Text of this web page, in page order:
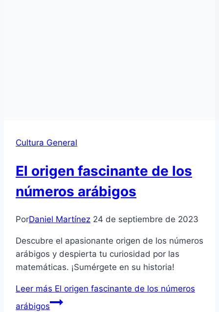
Cultura General
El origen fascinante de los
números arábigos
PorDaniel Martínez 24 de septiembre de 2023
Descubre el apasionante origen de los números
arábigos y despierta tu curiosidad por las
matemáticas. ¡Sumérgete en su historia!
Leer más El origen fascinante de los números
arábigos